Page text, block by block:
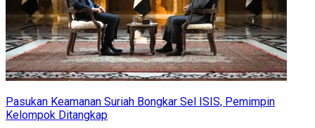
Pasukan Keamanan Suriah Bongkar Sel ISIS, Pemimpin
Kelompok Ditangkap